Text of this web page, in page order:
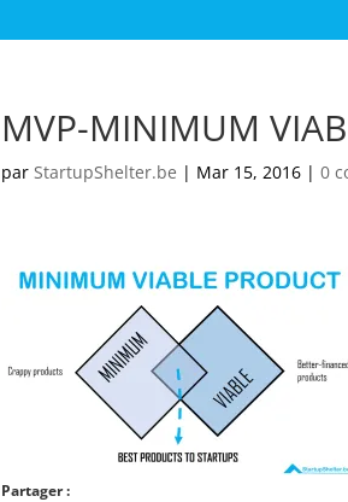
MVP-MINIMUM
par StartupShelter.be | Mar 15, 2016| 0
Partager :